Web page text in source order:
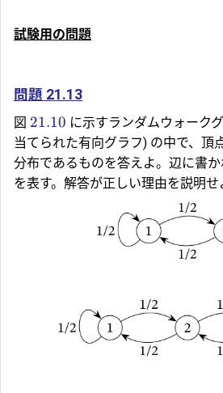
試験用の問題
問題 21.13
図 21.10 に示すランダムウォーク
当てられた有向グラフ) の中で、頂
分布であるものを答えよ。辺に書
を表す。解答が正しい理由を説明せ